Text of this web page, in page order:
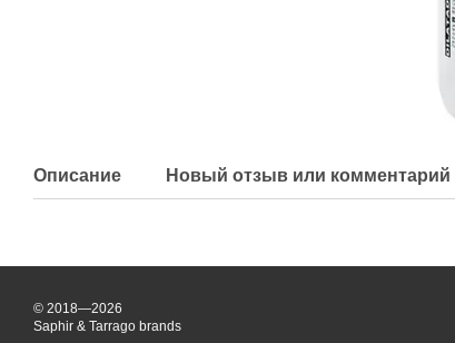
Описание Новый отзыв или комментарий
© 2018—2026
Saphir & Tarrago brands